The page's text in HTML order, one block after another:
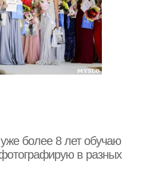
более 8 лет обучаю
в разных